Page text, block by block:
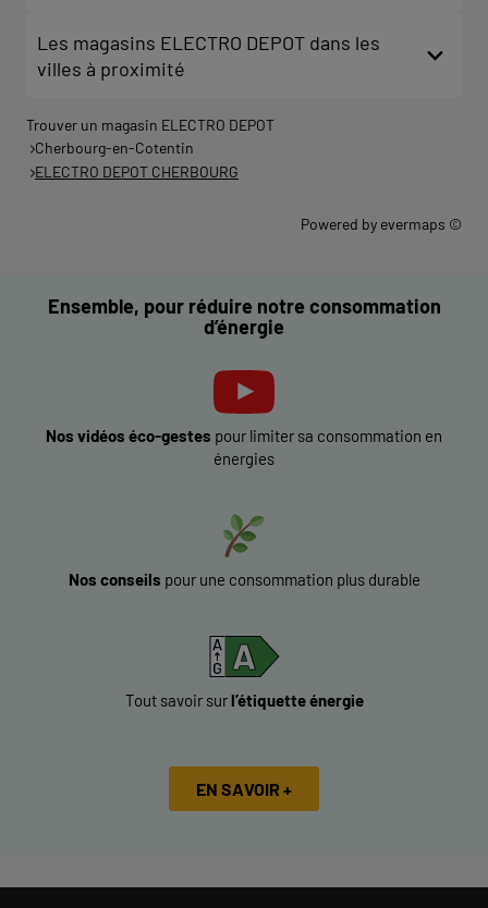
Les magasins ELECTRO DEPOT dans les
villes à proximité
Trouver un magasin ELECTRO DEPOT
Cherbourg-en-Cotentin
ELECTRO DEPOT CHERBOURG
Powered by evermaps ©
Ensemble, pour réduire notre consommation
d’énergie
Nos vidéos éco-gestes pour limiter sa consommation en
énergies
Nos conseils pour une consommation plus durable
Tout savoir surl’étiquette énergie
EN SAVOIR +